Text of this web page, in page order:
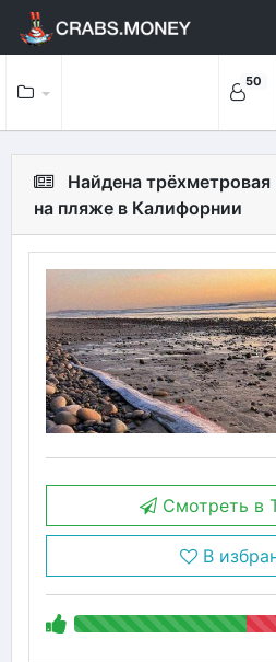
50
Найдена
на пляже в Калифорнии
Смотреть в
В